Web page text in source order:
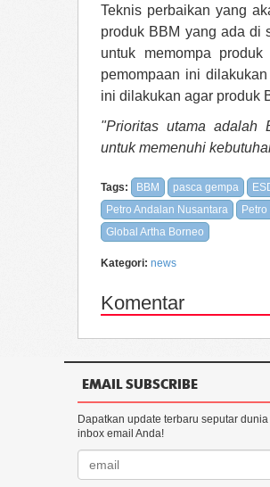
Teknis perbaikan yang
produk BBM yang ada di
untuk memompa
pemompaan ini
ini dilakukan agar produk
"Prioritas utama adalah
untuk memenuhi
Tags: BBM pasca gempa
Petro Andalan Nusantara
Global Artha Borneo
Kategori: news
Komentar
EMAIL SUBSCRIBE
Dapatkan update terbaru seputar
inbox email Anda!